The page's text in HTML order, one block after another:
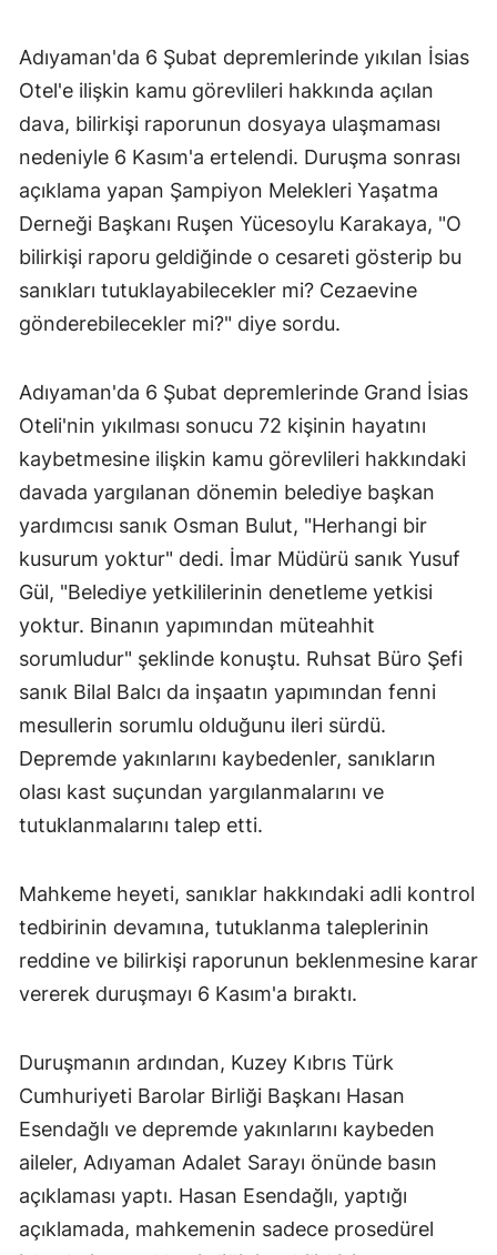
Adıyaman'da 6 Şubat depremlerinde yıkılan İsias
Otel'e ilişkin kamu görevlileri hakkında açılan
dava, bilirkişi raporunun dosyaya ulaşmaması
nedeniyle 6 Kasım'a ertelendi. Duruşma sonrası
açıklama yapan Şampiyon Melekleri Yaşatma
Derneği Başkanı Ruşen Yücesoylu Karakaya, "O
bilirkişi raporu geldiğinde o cesareti gösterip bu
sanıkları tutuklayabilecekler mi? Cezaevine
gönderebilecekler mi?" diye sordu.
Adıyaman'da 6 Şubat depremlerinde Grand İsias
Oteli'nin yıkılması sonucu 72 kişinin hayatını
kaybetmesine ilişkin kamu görevlileri hakkındaki
davada yargılanan dönemin belediye başkan
yardımcısı sanık Osman Bulut, "Herhangi bir
kusurum yoktur" dedi. İmar Müdürü sanık Yusuf
Gül, "Belediye yetkililerinin denetleme yetkisi
yoktur. Binanın yapımından müteahhit
sorumludur" şeklinde konuştu. Ruhsat Büro Şefi
sanık Bilal Balcı da inşaatın yapımından fenni
mesullerin sorumlu olduğunu ileri sürdü.
Depremde yakınlarını kaybedenler, sanıkların
olası kast suçundan yargılanmalarını ve
tutuklanmalarını talep etti.
Mahkeme heyeti, sanıklar hakkındaki adli kontrol
tedbirinin devamına, tutuklanma taleplerinin
reddine ve bilirkişi raporunun beklenmesine karar
vererek duruşmayı 6 Kasım'a bıraktı.
Duruşmanın ardından, Kuzey Kıbrıs Türk
Cumhuriyeti Barolar Birliği Başkanı Hasan
Esendağlı ve depremde yakınlarını kaybeden
aileler, Adıyaman Adalet Sarayı önünde basın
açıklaması yaptı. Hasan Esendağlı, yaptığı
açıklamada, mahkemenin sadece prosedürel